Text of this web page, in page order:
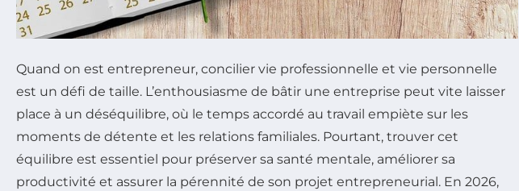
Quand on est entrepreneur, concilier vie professionnelle et vie personnelle
est un défi de taille. L’enthousiasme de bâtir une entreprise peut vite laisser
place à un déséquilibre, où le temps accordé au travail empiète sur les
moments de détente et les relations familiales. Pourtant, trouver cet
équilibre est essentiel pour préserver sa santé mentale, améliorer sa
productivité et assurer la pérennité de son projet entrepreneurial. En 2026,